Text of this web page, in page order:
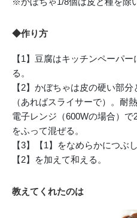
◆作り方
【1】豆腐はキッチンペーパ
る。
【2】かぼちゃは皮の硬い部
（あればスライサーで）。耐
電子レンジ（600Wの場合）
をふって混ぜる。
【3】【1】をなめらかにつぶ
【2】を加えて和える。
教えてくれたのは